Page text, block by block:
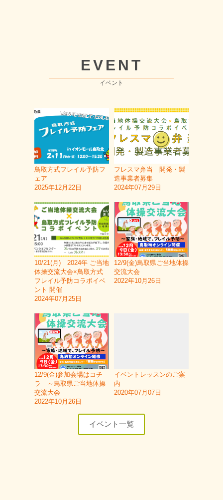
EVENT
イベント
鳥取方式フレイル予防フ
ェア
2025年12月22日
フレスマ弁当 開発・製
造事業者募集
2024年07月29日
10/21(月) 2024年 ご当地
体操交流大会×鳥取方式
フレイル予防コラボイベ
ント 開催
2024年07月25日
12/9(金)鳥取県ご当地体操
交流大会
2022年10月26日
12/9(金)参加会場はコチ
ラ ～鳥取県ご当地体操
交流大会
2022年10月26日
イベントレッスンのご案
内
2020年07月07日
イベント一覧